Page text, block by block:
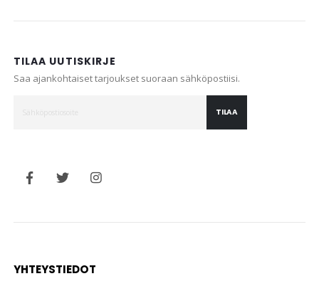
TILAA UUTISKIRJE
Saa ajankohtaiset tarjoukset suoraan sähköpostiisi.
TILAA
YHTEYSTIEDOT